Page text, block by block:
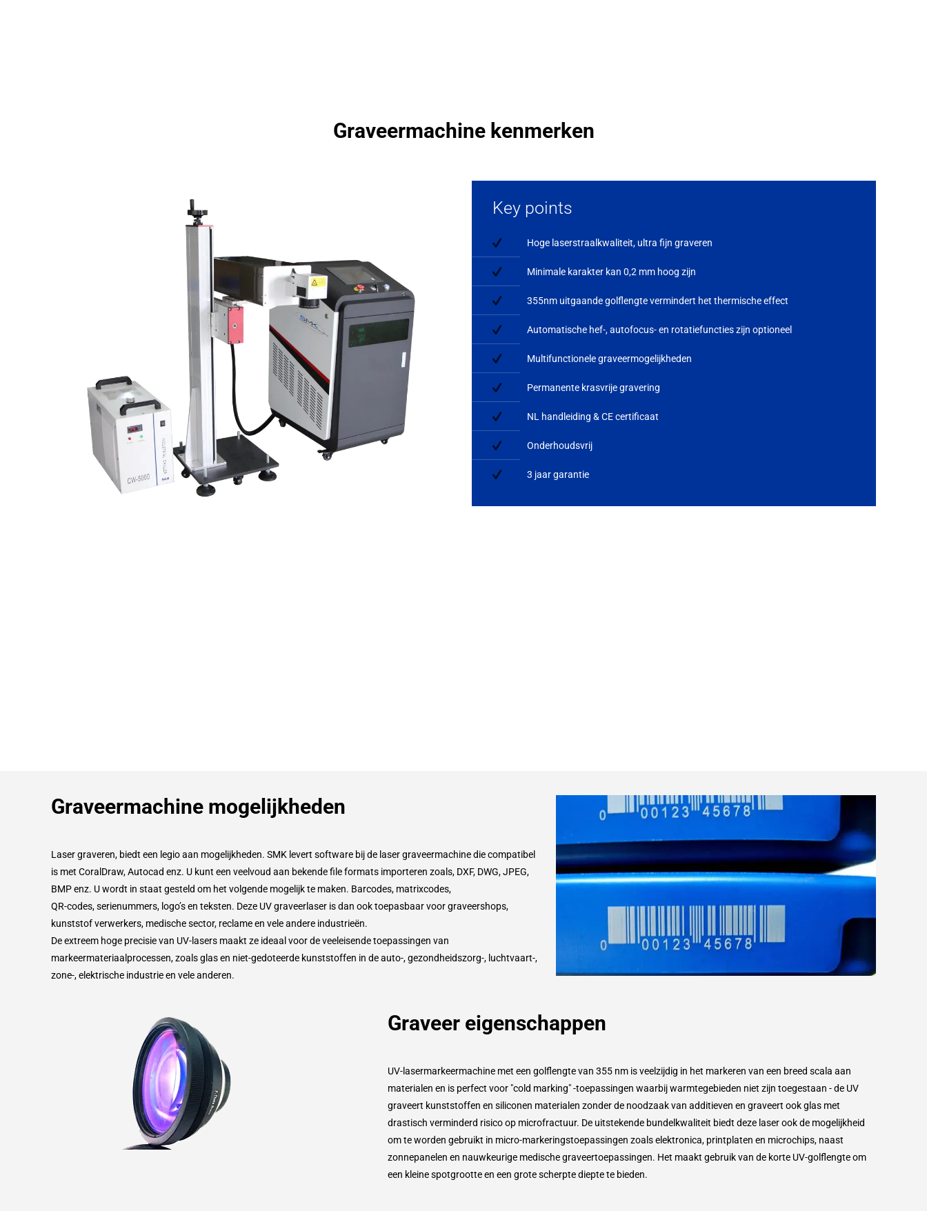
Graveermachine kenmerken
Key points
Hoge laserstraalkwaliteit, ultra fijn graveren
Minimale karakter kan 0,2 mm hoog zijn
355nm uitgaande golflengte vermindert het thermische effect
Automatische hef-, autofocus- en rotatiefuncties zijn optioneel
Multifunctionele graveermogelijkheden
Permanente krasvrije gravering
NL handleiding & CE certificaat
Onderhoudsvrij
3 jaar garantie
Graveermachine mogelijkheden
Laser graveren, biedt een legio aan mogelijkheden. SMK levert software bij de laser graveermachine die compatibel
is met CoralDraw, Autocad enz. U kunt een veelvoud aan bekende file formats importeren zoals, DXF, DWG, JPEG,
BMP enz. U wordt in staat gesteld om het volgende mogelijk te maken. Barcodes, matrixcodes,
QR-codes, serienummers, logo’s en teksten. Deze UV graveerlaser is dan ook toepasbaar voor graveershops,
kunststof verwerkers, medische sector, reclame en vele andere industrieën.
De extreem hoge precisie van UV-lasers maakt ze ideaal voor de veeleisende toepassingen van
markeermateriaalprocessen, zoals glas en niet-gedoteerde kunststoffen in de auto-, gezondheidszorg-, luchtvaart-,
zone-, elektrische industrie en vele anderen.
Graveer eigenschappen
UV-lasermarkeermachine met een golflengte van 355 nm is veelzijdig in het markeren van een breed scala aan
materialen en is perfect voor "cold marking" -toepassingen waarbij warmtegebieden niet zijn toegestaan - de UV
graveert kunststoffen en siliconen materialen zonder de noodzaak van additieven en graveert ook glas met
drastisch verminderd risico op microfractuur. De uitstekende bundelkwaliteit biedt deze laser ook de mogelijkheid
om te worden gebruikt in micro-markeringstoepassingen zoals elektronica, printplaten en microchips, naast
zonnepanelen en nauwkeurige medische graveertoepassingen. Het maakt gebruik van de korte UV-golflengte om
een kleine spotgrootte en een grote scherpte diepte te bieden.